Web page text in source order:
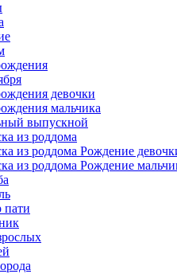
девочки
мальчика
выпускной
из роддома
из роддома Рождение
из роддома Рождение
пати